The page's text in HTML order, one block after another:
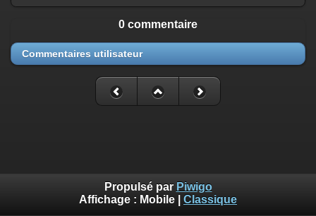
0 commentaire
Commentaires utilisateur
Propulsé par Piwigo
Affichage : Mobile Classique